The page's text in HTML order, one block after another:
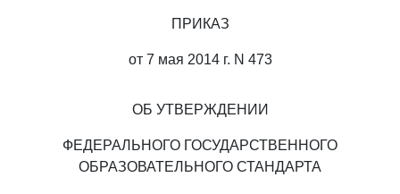
ПРИКАЗ
от 7 мая 2014 г. N 473
ОБ УТВЕРЖДЕНИИ
ФЕДЕРАЛЬНОГО ГОСУДАРСТВЕННОГО
ОБРАЗОВАТЕЛЬНОГО СТАНДАРТА